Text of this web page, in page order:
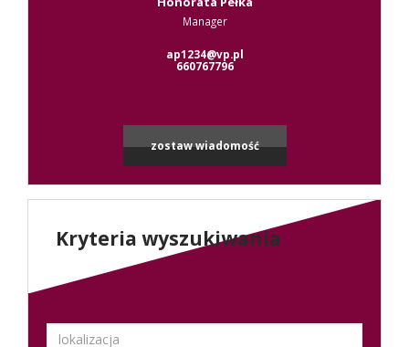
Manager
ap1234@vp.pl
660767796
zostaw wiadomość
Kryteria wyszukiwania